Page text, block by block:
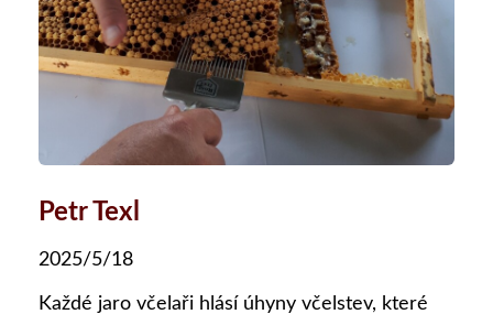
Petr Texl
2025/5/18
Každé jaro včelaři hlásí úhyny včelstev, které